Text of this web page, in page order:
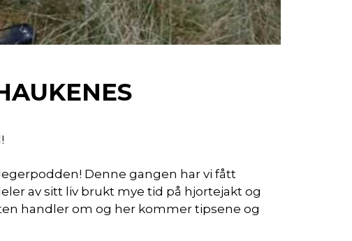
Denne gangen har vi fått
av sitt liv brukt mye tid på hjortejakt og
handler om og her kommer tipsene og